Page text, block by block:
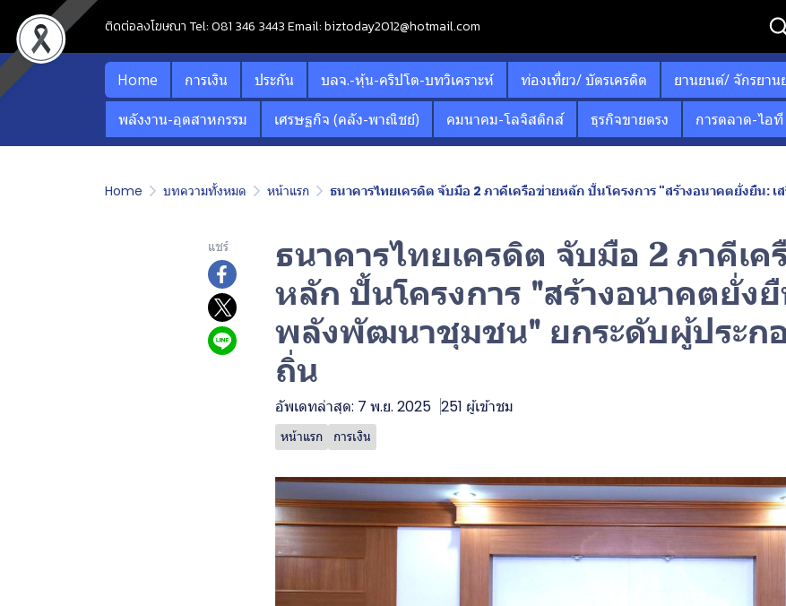
ติดต่อลงโฆษณา Tel: 081 346 3443 Email: biztoday2012@hotmail.com
Home การเงิน ประกัน บลจ.-หุ้น-คริปโต-บทวิเคราะห์ ท่องเที่ยว/ บัตรเครดิต ยานยนต์/ จักรยาน
พลังงาน-อุตสาหกรรม
เศรษฐกิจ (คลัง-พาณิชย์) คมนาคม-โลจิสติกส์ ธุรกิจขายตรง การตลาด-ไอที
Home บทความทั้งหมด หน้าแรก ธนาคารไทยเครดิต จับมือ 2 ภาคีเครือข่ายหลัก ปั้นโครงการ "สร้างอนาคตยั่งยืน
แชร์
ธนาคารไทยเครดิต จับมือ 2 ภาคีเค
หลัก ปั้นโครงการ "สร้างอนาคตยั่งยื
พลังพัฒนาชุมชน" ยกระดับผู้ประก
ถิ่น
อัพเดทล่าสุด: 7 พ.ย. 2025 251 ผู้เข้าชม
หน้าแรก การเงิน